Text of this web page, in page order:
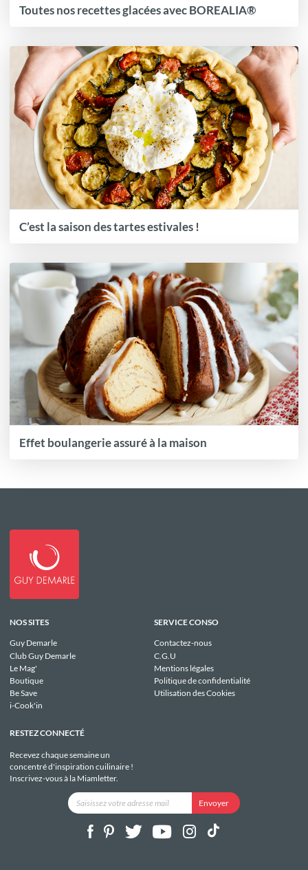
Toutes nos recettes glacées avec BOREALIA®
C’est la saison des tartes estivales !
Effet boulangerie assuré à la maison
NOS SITES
Guy Demarle
Club Guy Demarle
Le Mag'
Boutique
Be Save
i-Cook'in
SERVICE CONSO
Contactez-nous
C.G.U
Mentions légales
Politique de confidentialité
Utilisation des Cookies
RESTEZ CONNECTÉ
Recevez chaque semaine un
concentré d'inspiration cuilinaire !
Inscrivez-vous à la Miamletter.